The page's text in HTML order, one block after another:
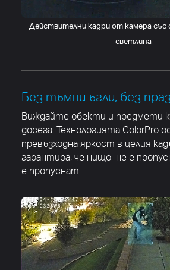
Действителни кадри от камера със
светлина
Без тъмни ъгли, без
Виждайте обекти и предмети
досега. Технологията ColorPro
превъзходна яркост в целия
гарантира, че нищо не е
е пропуснат.